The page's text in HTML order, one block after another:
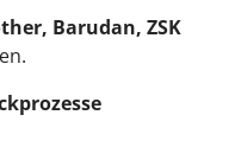
Barudan, ZSK